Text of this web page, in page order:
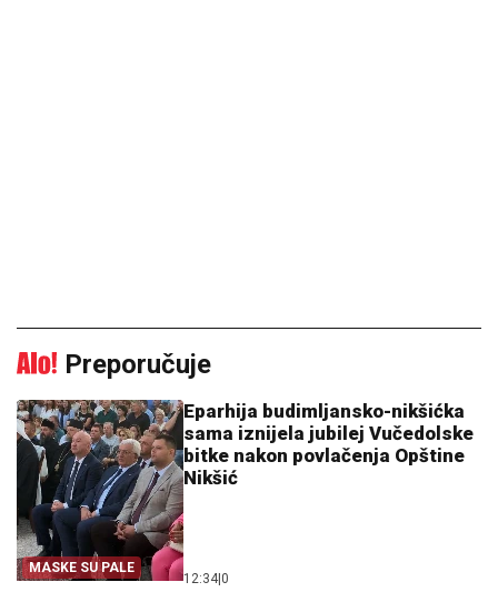
Preporučuje
MASKE SU PALE
Eparhija budimljansko-nikšićka
sama iznijela jubilej Vučedolske
bitke nakon povlačenja Opštine
Nikšić
12:34|0